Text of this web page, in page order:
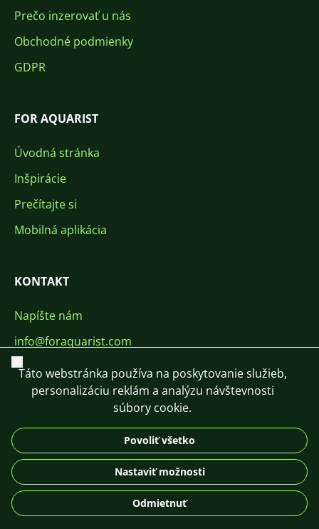
Prečo inzerovať u nás
Obchodné podmienky
GDPR
FOR AQUARIST
Úvodná stránka
Inšpirácie
Prečítajte si
Mobilná aplikácia
KONTAKT
Napíšte nám
info@foraquarist.com
+420 603 449 602
DE
© 2026 For Aquarist
Zavrieť
Táto webstránka používa na poskytovanie služieb,
personalizáciu reklám a analýzu návštevnosti
súbory cookie.
Povoliť všetko
Nastaviť možnosti
Odmietnuť